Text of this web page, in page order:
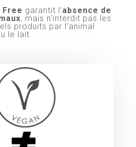
Free garantit l’absence de
, mais n’interdit pas les
produits par l’animal
le lait.